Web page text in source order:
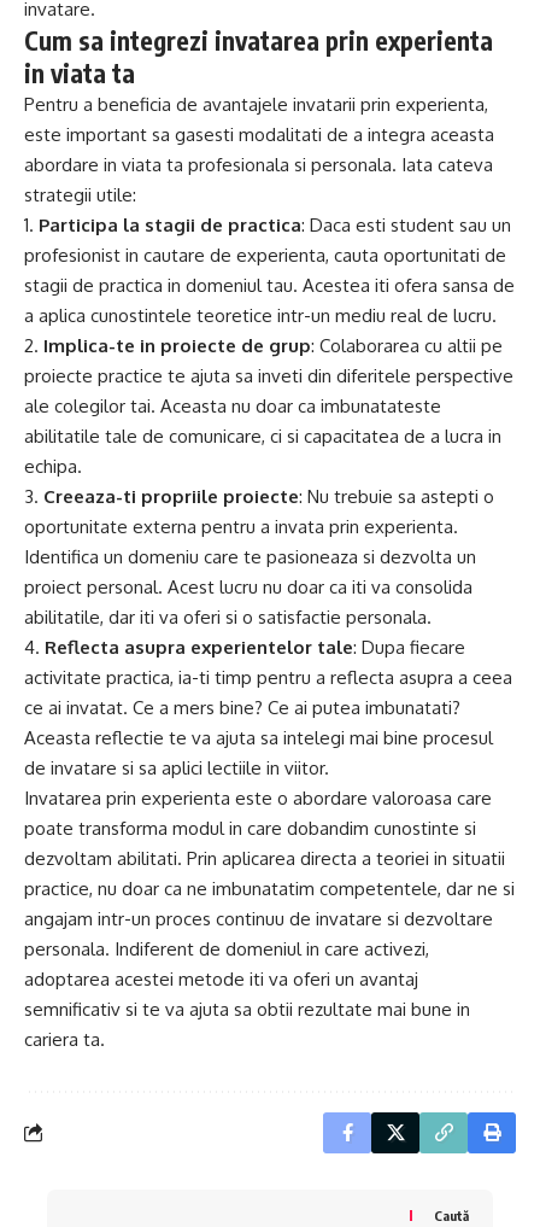
invatare.
Cum sa integrezi invatarea prin experienta
in viata ta
Pentru a beneficia de avantajele invatarii prin experienta,
este important sa gasesti modalitati de a integra aceasta
abordare in viata ta profesionala si personala. Iata cateva
strategii utile:
1. Participa la stagii de practica: Daca esti student sau un
profesionist in cautare de experienta, cauta oportunitati de
stagii de practica in domeniul tau. Acestea iti ofera sansa de
a aplica cunostintele teoretice intr-un mediu real de lucru.
2. Implica-te in proiecte de grup: Colaborarea cu altii pe
proiecte practice te ajuta sa inveti din diferitele perspective
ale colegilor tai. Aceasta nu doar ca imbunatateste
abilitatile tale de comunicare, ci si capacitatea de a lucra in
echipa.
3. Creeaza-ti propriile proiecte: Nu trebuie sa astepti o
oportunitate externa pentru a invata prin experienta.
Identifica un domeniu care te pasioneaza si dezvolta un
proiect personal. Acest lucru nu doar ca iti va consolida
abilitatile, dar iti va oferi si o satisfactie personala.
4. Reflecta asupra experientelor tale: Dupa fiecare
activitate practica, ia-ti timp pentru a reflecta asupra a ceea
ce ai invatat. Ce a mers bine? Ce ai putea imbunatati?
Aceasta reflectie te va ajuta sa intelegi mai bine procesul
de invatare si sa aplici lectiile in viitor.
Invatarea prin experienta este o abordare valoroasa care
poate transforma modul in care dobandim cunostinte si
dezvoltam abilitati. Prin aplicarea directa a teoriei in situatii
practice, nu doar ca ne imbunatatim competentele, dar ne si
angajam intr-un proces continuu de invatare si dezvoltare
personala. Indiferent de domeniul in care activezi,
adoptarea acestei metode iti va oferi un avantaj
semnificativ si te va ajuta sa obtii rezultate mai bune in
cariera ta.
Caută